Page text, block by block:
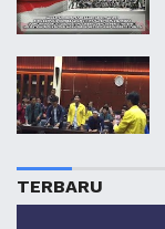
TERBARU